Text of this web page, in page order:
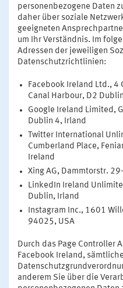
personenbezogene Daten
daher über soziale
geeigneten
um Ihr Verständnis. Im
Adressen der jeweiligen
Datenschutzrichtlinien:
Facebook Ireland Ltd., 4
Canal Harbour, D2
Google Ireland Limited,
Dublin 4, Irland
Twitter International
Cumberland Place,
Ireland
Xing AG, Dammtorstr.
LinkedIn Ireland
Dublin, Irland
Instagram Inc., 1601
94025, USA
Durch das Page Controller
Facebook Ireland,
anderem Sie über die